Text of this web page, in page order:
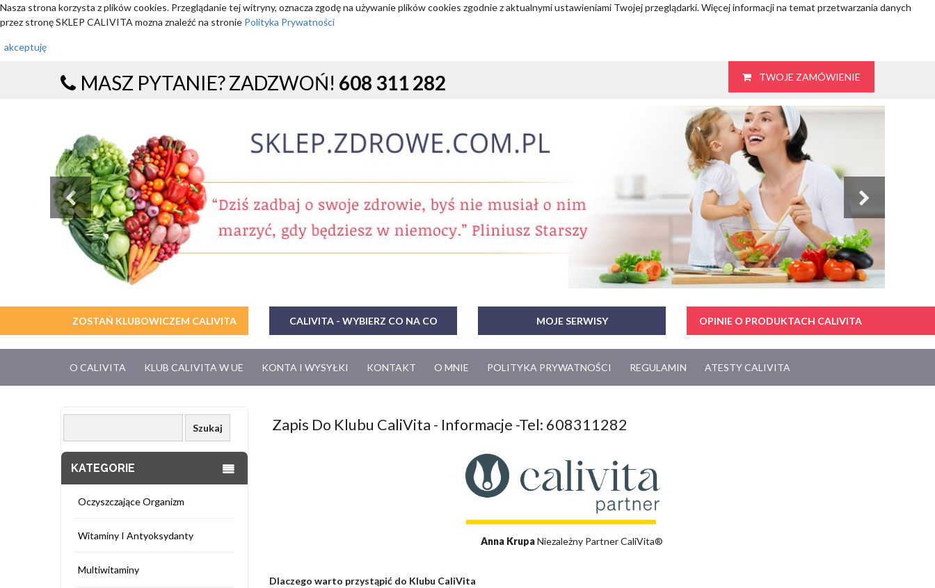
Nasza strona korzysta z plików cookies. Przeglądanie tej witryny, oznacza zgodę na używanie plików cookies zgodnie z aktualnymi ustawieniami Twojej przeglądarki. Więcej informacji na temat przetwarzania danych
przez stronę SKLEP CALIVITA mozna znaleźć na stronie Polityka Prywatności
akceptuję
MASZ PYTANIE? ZADZWOŃ! 608 311 282 TWOJE ZAMÓWIENIE
ZOSTAŃ KLUBOWICZEM CALIVITA CALIVITA - WYBIERZ CO NA CO MOJE SERWISY OPINIE O PRODUKTACH CALIVITA
O CALIVITA KLUB CALIVITA W UE KONTA I WYSYŁKI KONTAKT O MNIE POLITYKA PRYWATNOŚCI REGULAMIN ATESTY CALIVITA
KATEGORIE
Oczyszczające Organizm
Witaminy I Antyoksydanty
Multiwitaminy
Zapis Do Klubu CaliVita - Informacje -Tel: 608311282
Anna KrupaNiezależny Partner CaliVita®
Dlaczego warto przystąpić do Klubu CaliVita